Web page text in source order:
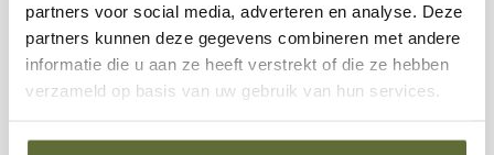
partners voor social media, adverteren en analyse. Deze
partners kunnen deze gegevens combineren met andere
informatie die u aan ze heeft verstrekt of die ze hebben
verzameld op basis van uw gebruik van hun services.
voorkomt ophoping van vuil en zorgt voor optimale
hygiëne, ook bij veelvuldig gebruik.